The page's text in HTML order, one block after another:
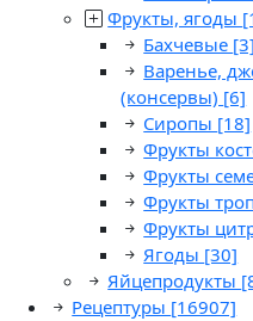
Фрукты, ягоды
Бахчевые [3]
Варенье,
(консервы) [6]
Сиропы [18]
Фрукты
Фрукты
Фрукты
Фрукты
Ягоды [30]
Яйцепродукты
Рецептуры [16907]